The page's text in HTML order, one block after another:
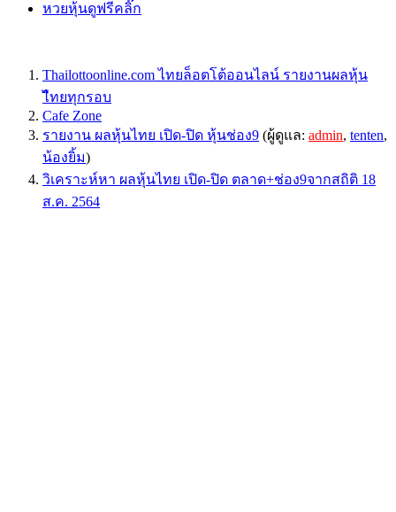
หวยหุ้นดูฟรีคลิ๊ก
Thailottoonline.com ไทยล็อตโต้ออนไลน์ รายงานผลหุ้น
ไืทยทุกรอบ
Cafe Zone
รายงาน ผลหุ้นไทย เปิด-ปิด หุ้นช่อง9 (ผู้ดูแล: admin, tenten,
น้องยิ้ม)
วิเคราะห์หา ผลหุ้นไทย เปิด-ปิด ตลาด+ช่อง9จากสถิติ 18
ส.ค. 2564